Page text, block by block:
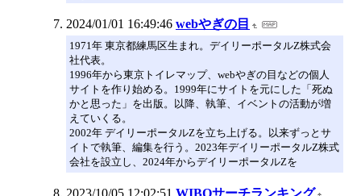
2024/01/01 16:49:46 webやぎの目
1971年 東京都練馬区生まれ。デイリーポータルZ株式会
社代表。
1996年から東京トイレマップ、webやぎの目などの個人
サイトを作り始める。1999年にサイトを元にした「死ぬ
かと思った」を出版。以降、執筆、イベントの活動が増
えていくる。
2002年 デイリーポータルZを立ち上げる。以来ずっとサ
イトで執筆、編集を行う。2023年デイリーポータルZ株式
会社を設立し、2024年からデイリーポータルZを
2023/10/05 12:02:51 WIBOサーチランキング